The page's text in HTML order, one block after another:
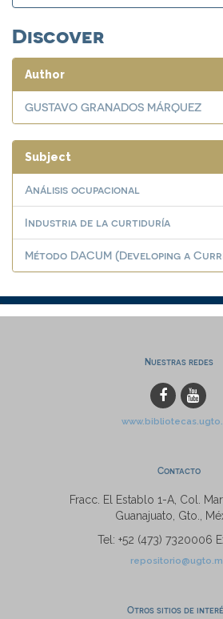
Discover
Author
GUSTAVO GRANADOS MÁRQUEZ
Subject
Análisis ocupacional
Industria de la curtiduría
Método DACUM (Developing a
Nuestras redes
Contacto
Fracc. El Establo 1-A, Col.
Guanajuato, Gto.,
Tel: +52 (473) 7320006
Otros sitios de